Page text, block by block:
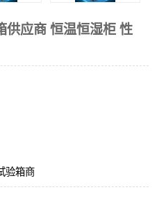
供应商 恒温恒湿柜 性
验箱商